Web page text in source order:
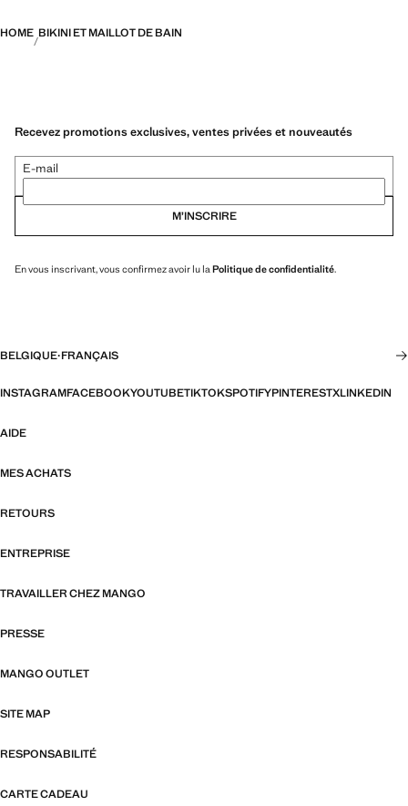
HOME BIKINI ET MAILLOT DE BAIN
Recevez promotions exclusives, ventes privées et nouveautés
E-mail
M’INSCRIRE
En vous inscrivant, vous confirmez avoir lu la Politique de confidentialité.
BELGIQUE·FRANÇAIS
INSTAGRAMFACEBOOKYOUTUBETIKTOKSPOTIFYPINTERESTXLINKEDIN
AIDE
MES ACHATS
RETOURS
ENTREPRISE
TRAVAILLER CHEZ MANGO
PRESSE
MANGO OUTLET
SITE MAP
RESPONSABILITÉ
CARTE CADEAU